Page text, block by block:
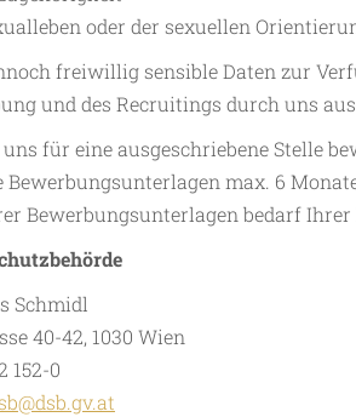
oder der sexuellen
freiwillig sensible Daten zur
und des Recruitings durch uns
uns für eine ausgeschriebene Stelle
max. 6
Bewerbungsunterlagen bedarf
Schmidl
40-42, 1030 Wien
152-0